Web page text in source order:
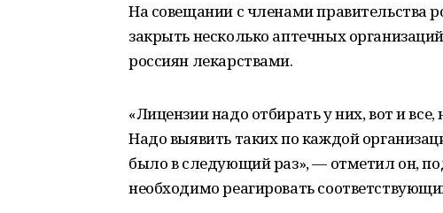
На совещании с членами правительства
закрыть несколько аптечных
россиян лекарствами.
«Лицензии надо отбирать у них, вот и
Надо выявить таких по каждой
было в следующий раз», — отметил он,
необходимо реагировать